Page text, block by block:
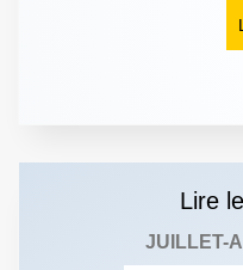
Lire
JUILLET-